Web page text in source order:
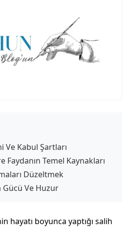
Ve Kabul Şartları
Faydanın Temel Kaynakları
Düzeltmek
Gücü Ve Huzur
hayatı boyunca yaptığı salih